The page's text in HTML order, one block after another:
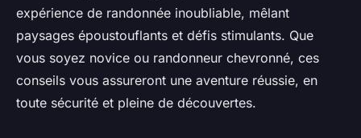
expérience de randonnée inoubliable, mêlant
paysages époustouflants et défis stimulants. Que
vous soyez novice ou randonneur chevronné, ces
conseils vous assureront une aventure réussie, en
toute sécurité et pleine de découvertes.